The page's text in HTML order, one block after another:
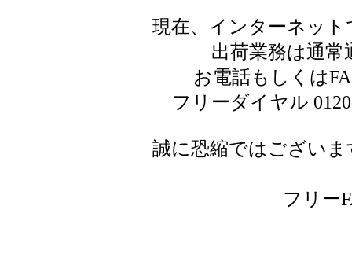
現在、インターネッ
出荷業務は通
お電話もしくは
フリーダイヤル
誠に恐縮ではござい
フリー